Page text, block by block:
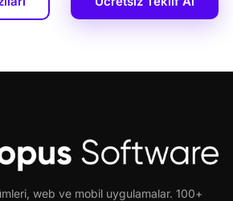
web ve mobil uygulamalar. 100+